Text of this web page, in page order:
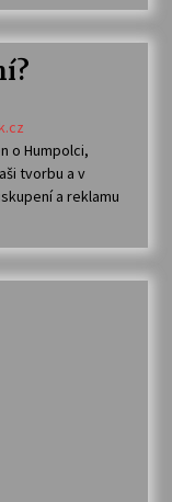
o Humpolci,
tvorbu a v
a reklamu